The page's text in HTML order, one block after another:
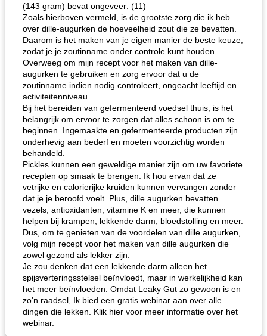
(143 gram) bevat ongeveer: (11)
Zoals hierboven vermeld, is de grootste zorg die ik heb
over dille-augurken de hoeveelheid zout die ze bevatten.
Daarom is het maken van je eigen manier de beste keuze,
zodat je je zoutinname onder controle kunt houden.
Overweeg om mijn recept voor het maken van dille-
augurken te gebruiken en zorg ervoor dat u de
zoutinname indien nodig controleert, ongeacht leeftijd en
activiteitenniveau.
Bij het bereiden van gefermenteerd voedsel thuis, is het
belangrijk om ervoor te zorgen dat alles schoon is om te
beginnen. Ingemaakte en gefermenteerde producten zijn
onderhevig aan bederf en moeten voorzichtig worden
behandeld.
Pickles kunnen een geweldige manier zijn om uw favoriete
recepten op smaak te brengen. Ik hou ervan dat ze
vetrijke en calorierijke kruiden kunnen vervangen zonder
dat je je beroofd voelt. Plus, dille augurken bevatten
vezels, antioxidanten, vitamine K en meer, die kunnen
helpen bij krampen, lekkende darm, bloedstolling en meer.
Dus, om te genieten van de voordelen van dille augurken,
volg mijn recept voor het maken van dille augurken die
zowel gezond als lekker zijn.
Je zou denken dat een lekkende darm alleen het
spijsverteringsstelsel beïnvloedt, maar in werkelijkheid kan
het meer beïnvloeden. Omdat Leaky Gut zo gewoon is en
zo'n raadsel, Ik bied een gratis webinar aan over alle
dingen die lekken. Klik hier voor meer informatie over het
webinar.